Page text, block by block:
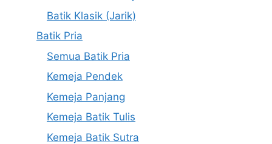
Batik Klasik (Jarik)
Batik Pria
Semua Batik Pria
Kemeja Pendek
Kemeja Panjang
Kemeja Batik Tulis
Kemeja Batik Sutra